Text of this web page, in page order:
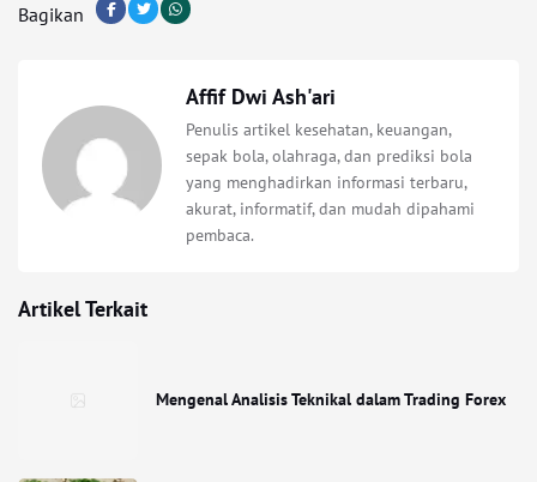
Bagikan
Affif Dwi Ash'ari
Penulis artikel kesehatan, keuangan,
sepak bola, olahraga, dan prediksi bola
yang menghadirkan informasi terbaru,
akurat, informatif, dan mudah dipahami
pembaca.
Artikel Terkait
Mengenal Analisis Teknikal dalam Trading Forex